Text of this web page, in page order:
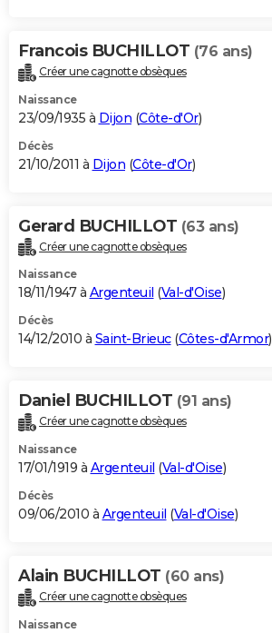
Francois BUCHILLOT (76 ans)
Créer une cagnotte obsèques
Naissance
23/09/1935 à Dijon (Côte-d'Or)
Décès
21/10/2011 à Dijon (Côte-d'Or)
Gerard BUCHILLOT (63 ans)
Créer une cagnotte obsèques
Naissance
18/11/1947 à Argenteuil (Val-d'Oise)
Décès
14/12/2010 à Saint-Brieuc(Côtes-d'Armor)
Daniel BUCHILLOT (91 ans)
Créer une cagnotte obsèques
Naissance
17/01/1919 à Argenteuil (Val-d'Oise)
Décès
09/06/2010 à Argenteuil (Val-d'Oise)
Alain BUCHILLOT (60 ans)
Créer une cagnotte obsèques
Naissance